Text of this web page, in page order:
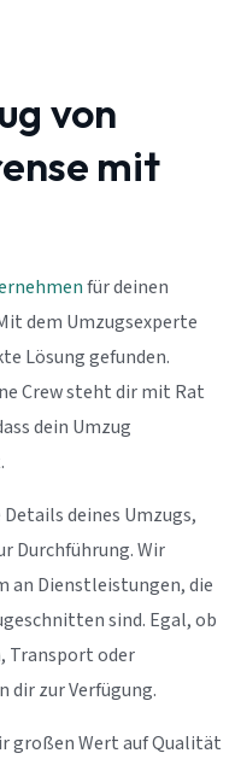
von
mit
für deinen
dem Umzugsexperte
Lösung gefunden.
Crew steht dir mit Rat
dein Umzug
deines Umzugs,
Durchführung. Wir
an Dienstleistungen, die
sind. Egal, ob
Transport oder
dir zur Verfügung.
großen Wert auf Qualität